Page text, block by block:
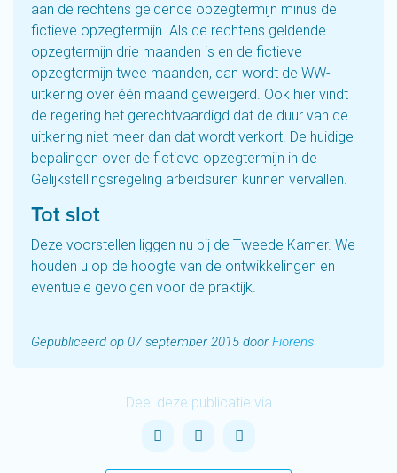
aan de rechtens geldende opzegtermijn minus de
fictieve opzegtermijn. Als de rechtens geldende
opzegtermijn drie maanden is en de fictieve
opzegtermijn twee maanden, dan wordt de WW-
uitkering over één maand geweigerd. Ook hier vindt
de regering het gerechtvaardigd dat de duur van de
uitkering niet meer dan dat wordt verkort. De huidige
bepalingen over de fictieve opzegtermijn in de
Gelijkstellingsregeling arbeidsuren kunnen vervallen.
Tot slot
Deze voorstellen liggen nu bij de Tweede Kamer. We
houden u op de hoogte van de ontwikkelingen en
eventuele gevolgen voor de praktijk.
Gepubliceerd op 07 september 2015 doorFiorens
Deel deze publicatie via